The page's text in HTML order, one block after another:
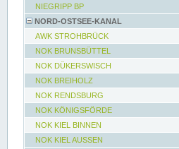
NIEGRIPP BP
NORD-OSTSEE-KANAL
AWK STROHBRÜCK
NOK BRUNSBÜTTEL
NOK DÜKERSWISCH
NOK BREIHOLZ
NOK RENDSBURG
NOK KÖNIGSFÖRDE
NOK KIEL BINNEN
NOK KIEL AUSSEN